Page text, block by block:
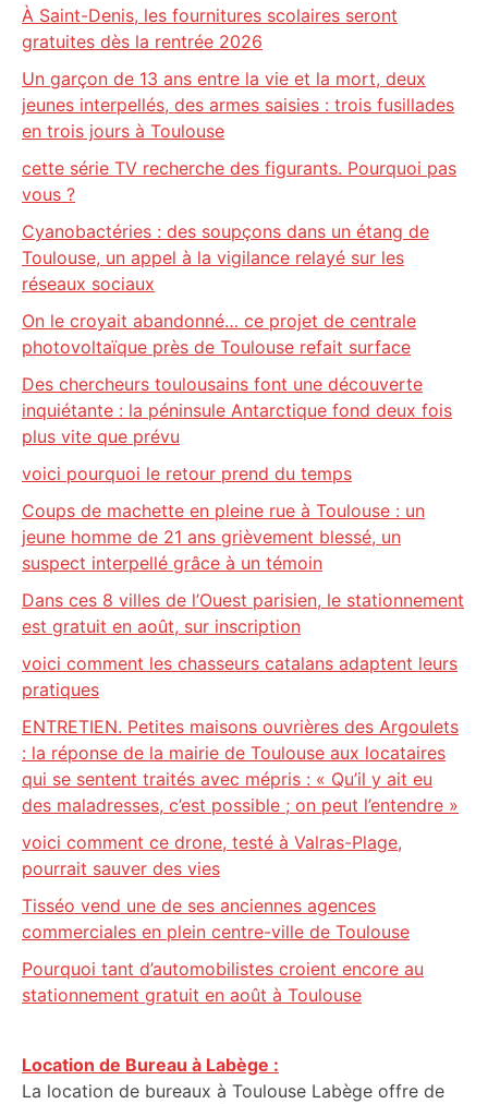
À Saint-Denis, les fournitures scolaires seront
gratuites dès la rentrée 2026
Un garçon de 13 ans entre la vie et la mort, deux
jeunes interpellés, des armes saisies : trois fusillades
en trois jours à Toulouse
cette série TV recherche des figurants. Pourquoi pas
vous ?
Cyanobactéries : des soupçons dans un étang de
Toulouse, un appel à la vigilance relayé sur les
réseaux sociaux
On le croyait abandonné… ce projet de centrale
photovoltaïque près de Toulouse refait surface
Des chercheurs toulousains font une découverte
inquiétante : la péninsule Antarctique fond deux fois
plus vite que prévu
voici pourquoi le retour prend du temps
Coups de machette en pleine rue à Toulouse : un
jeune homme de 21 ans grièvement blessé, un
suspect interpellé grâce à un témoin
Dans ces 8 villes de l’Ouest parisien, le stationnement
est gratuit en août, sur inscription
voici comment les chasseurs catalans adaptent leurs
pratiques
ENTRETIEN. Petites maisons ouvrières des Argoulets
: la réponse de la mairie de Toulouse aux locataires
qui se sentent traités avec mépris : « Qu’il y ait eu
des maladresses, c’est possible ; on peut l’entendre »
voici comment ce drone, testé à Valras-Plage,
pourrait sauver des vies
Tisséo vend une de ses anciennes agences
commerciales en plein centre-ville de Toulouse
Pourquoi tant d’automobilistes croient encore au
stationnement gratuit en août à Toulouse
Location de Bureau à Labège :
La location de bureaux à Toulouse Labège offre de